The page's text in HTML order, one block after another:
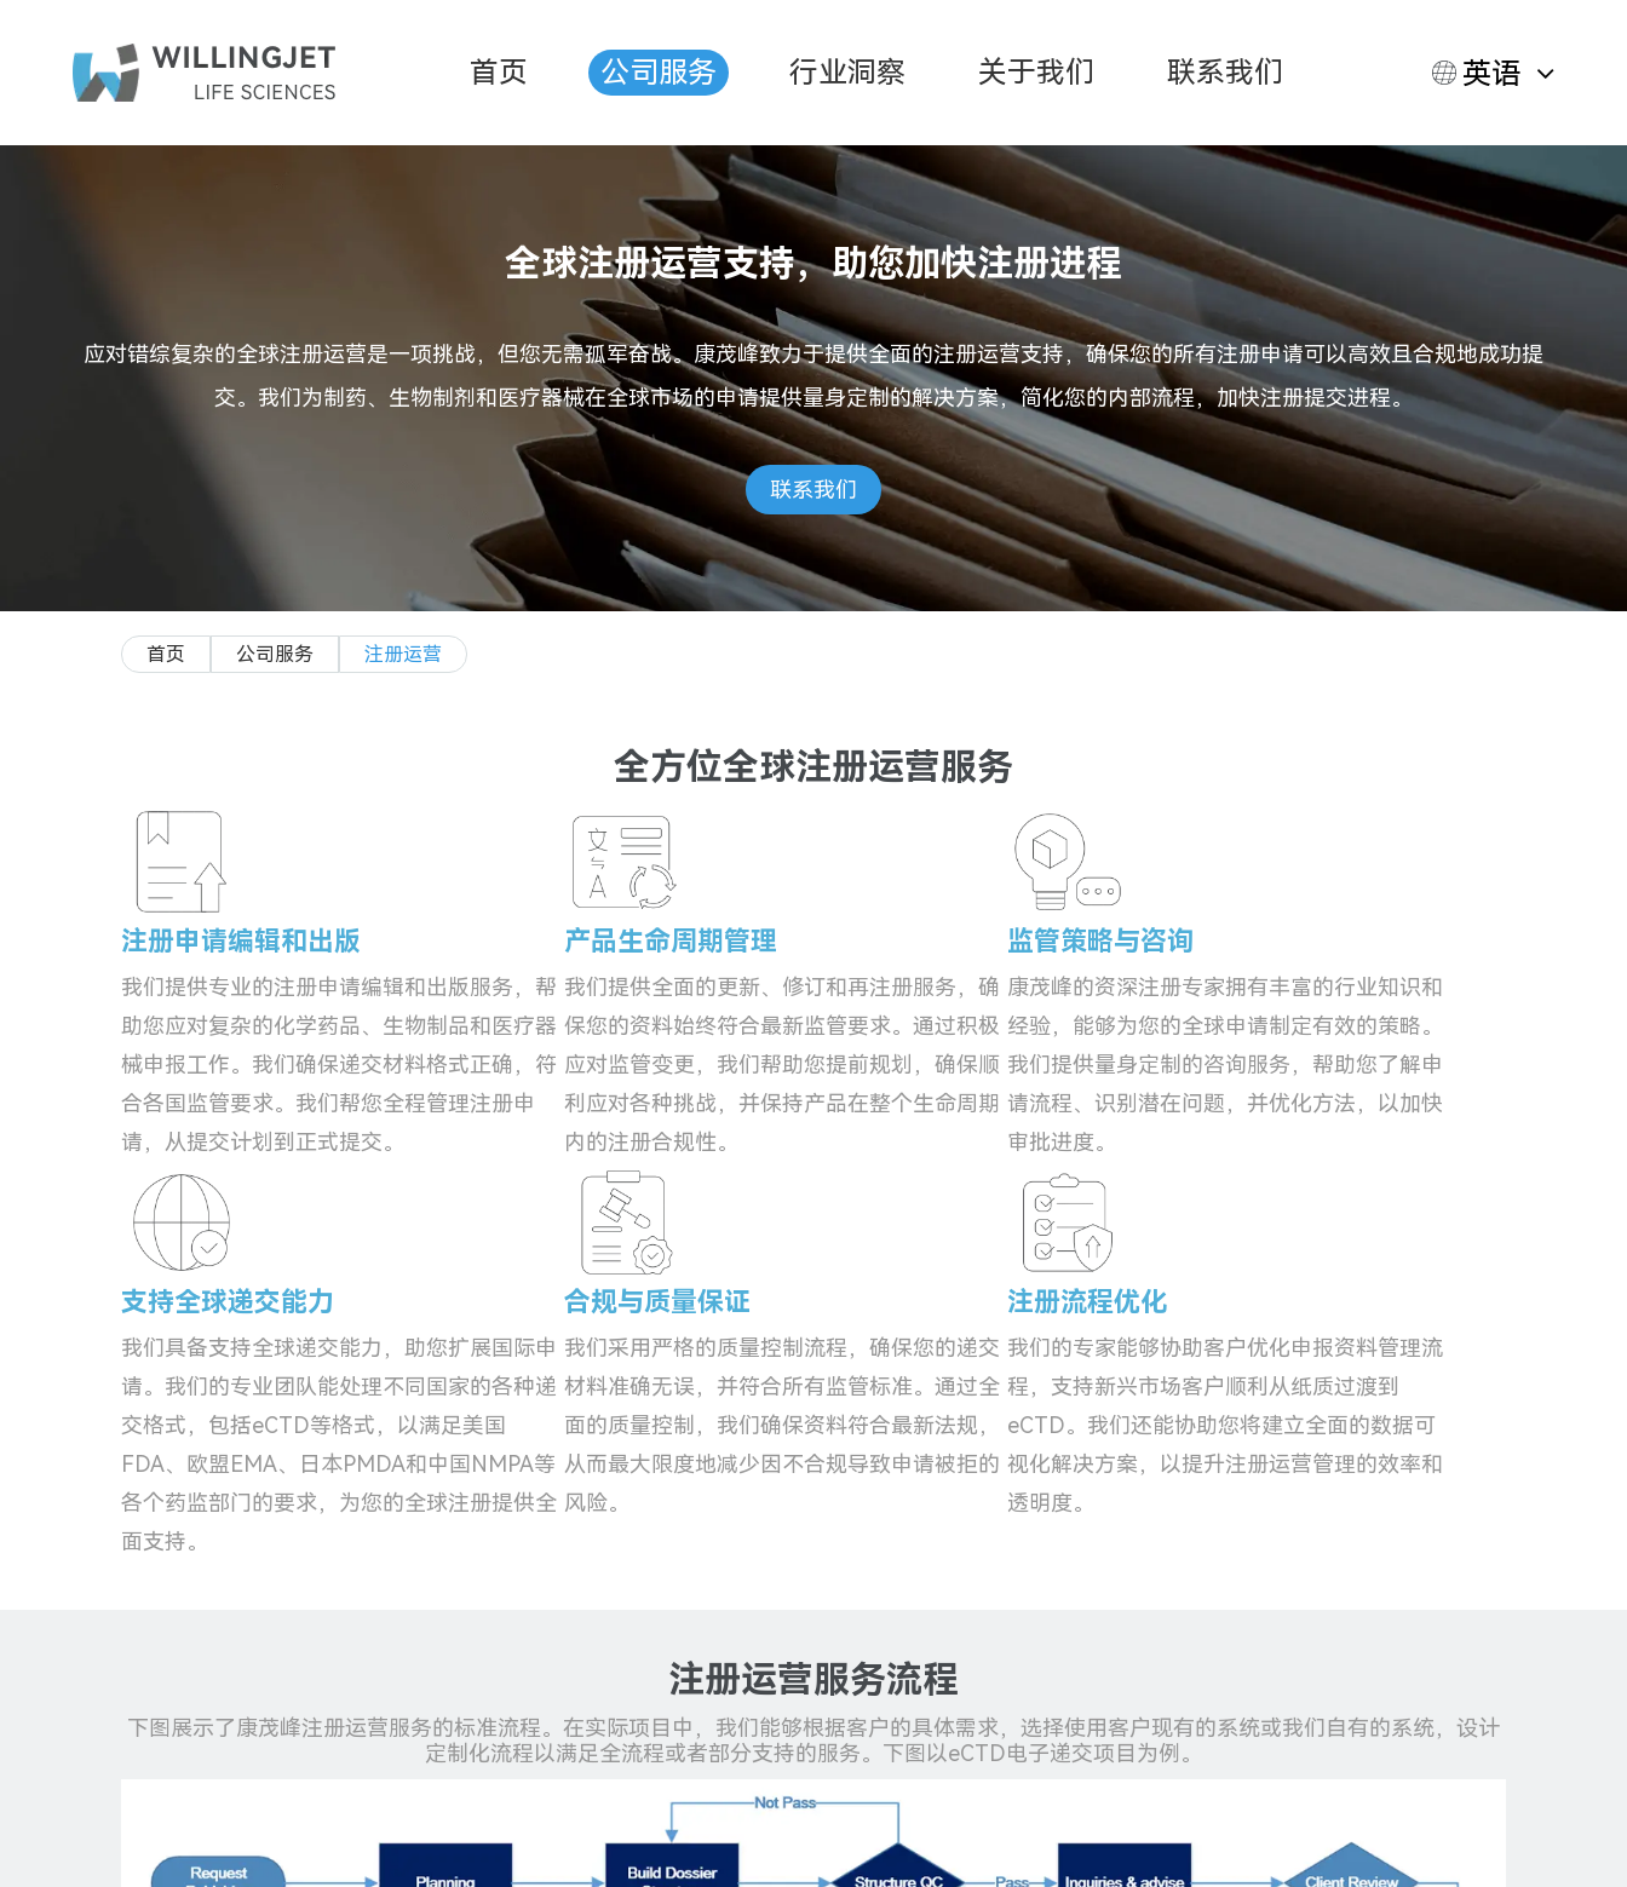
首页 公司服务 行业洞察 关于我们 联系我们 英语
全球注册运营支持，助您加快注册进程
应对错综复杂的全球注册运营是一项挑战，但您无需孤军奋战。康茂峰致力于提供全面的注册运营支持，确保您的所有注册申请可以高效且合规地成功提
交。我们为制药、生物制剂和医疗器械在全球市场的申请提供量身定制的解决方案，简化您的内部流程，加快注册提交进程。
联系我们
首页 公司服务 注册运营
全方位全球注册运营服务
注册申请编辑和出版
我们提供专业的注册申请编辑和出版服务，帮
助您应对复杂的化学药品、生物制品和医疗器
械申报工作。我们确保递交材料格式正确，符
合各国监管要求。我们帮您全程管理注册申
请，从提交计划到正式提交。
产品生命周期管理
我们提供全面的更新、修订和再注册服务，确
保您的资料始终符合最新监管要求。通过积极
应对监管变更，我们帮助您提前规划，确保顺
利应对各种挑战，并保持产品在整个生命周期
内的注册合规性。
监管策略与咨询
康茂峰的资深注册专家拥有丰富的行业知识和
经验，能够为您的全球申请制定有效的策略。
我们提供量身定制的咨询服务，帮助您了解申
请流程、识别潜在问题，并优化方法，以加快
审批进度。
支持全球递交能力
我们具备支持全球递交能力，助您扩展国际申
请。我们的专业团队能处理不同国家的各种递
交格式，包括eCTD等格式，以满足美国
FDA、欧盟EMA、日本PMDA和中国NMPA等
各个药监部门的要求，为您的全球注册提供全
面支持。
合规与质量保证
我们采用严格的质量控制流程，确保您的递交
材料准确无误，并符合所有监管标准。通过全
面的质量控制，我们确保资料符合最新法规，
从而最大限度地减少因不合规导致申请被拒的
风险。
注册流程优化
我们的专家能够协助客户优化申报资料管理流
程，支持新兴市场客户顺利从纸质过渡到
eCTD。我们还能协助您将建立全面的数据可
视化解决方案，以提升注册运营管理的效率和
透明度。
注册运营服务流程
下图展示了康茂峰注册运营服务的标准流程。在实际项目中，我们能够根据客户的具体需求，选择使用客户现有的系统或我们自有的系统，设计
定制化流程以满足全流程或者部分支持的服务。下图以eCTD电子递交项目为例。